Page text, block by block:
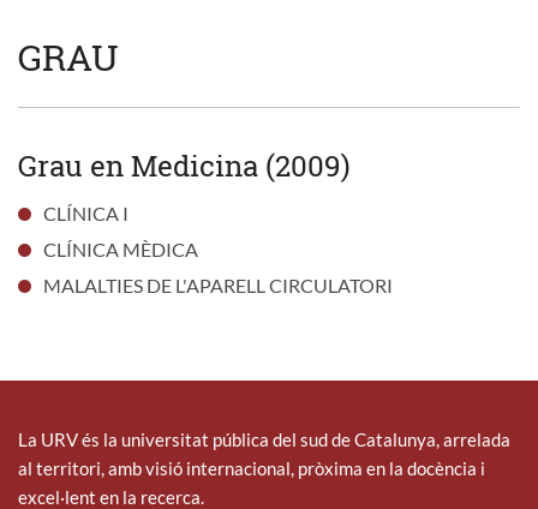
GRAU
Grau en Medicina (2009)
CLÍNICA I
CLÍNICA MÈDICA
MALALTIES DE L'APARELL CIRCULATORI
La URV és la universitat pública del sud de Catalunya, arrelada
al territori, amb visió internacional, pròxima en la docència i
excel·lent en la recerca.